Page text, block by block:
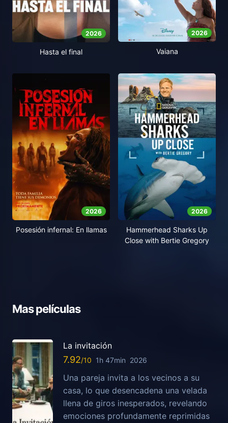
2026
Hasta el final
2026
Vaiana
2026
Posesión infernal: En llamas
2026
Hammerhead Sharks Up
Close with Bertie Gregory
Mas películas
La invitación
7.92 1h 47min 2026
Una pareja invita a los vecinos a su
casa, lo que desencadena una velada
llena de giros inesperados, revelando
emociones profundamente reprimidas